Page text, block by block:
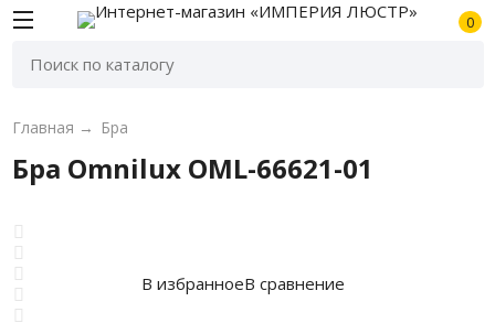
0
Главная → Бра
Бра Omnilux OML-66621-01
В избранноеВ сравнение